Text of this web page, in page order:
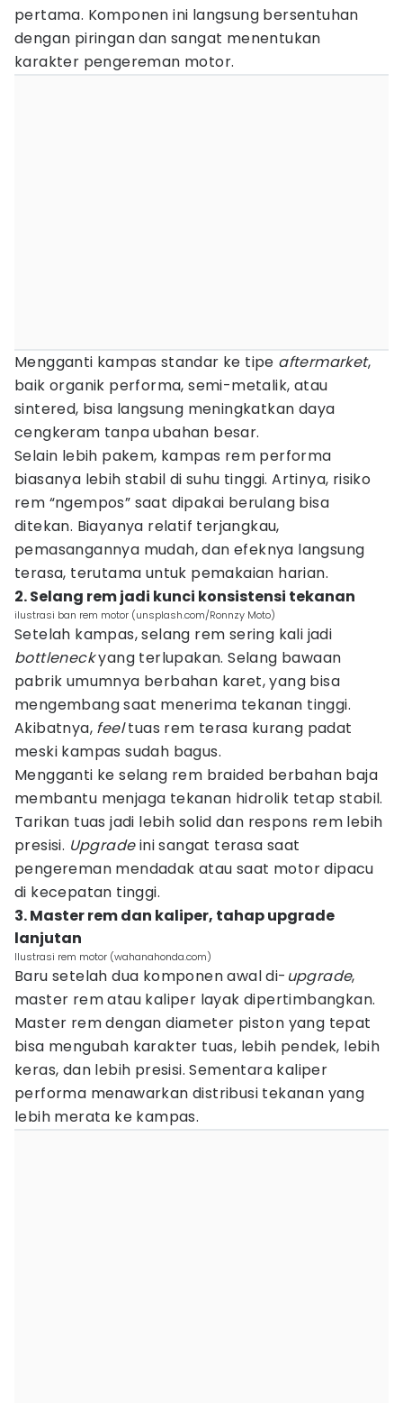
pertama. Komponen ini langsung bersentuhan
dengan piringan dan sangat menentukan
karakter pengereman motor.
Mengganti kampas standar ke tipe aftermarket,
baik organik performa, semi-metalik, atau
sintered, bisa langsung meningkatkan daya
cengkeram tanpa ubahan besar.
Selain lebih pakem, kampas rem performa
biasanya lebih stabil di suhu tinggi. Artinya, risiko
rem “ngempos” saat dipakai berulang bisa
ditekan. Biayanya relatif terjangkau,
pemasangannya mudah, dan efeknya langsung
terasa, terutama untuk pemakaian harian.
2. Selang rem jadi kunci konsistensi tekanan
ilustrasi ban rem motor (unsplash.com/Ronnzy Moto)
Setelah kampas, selang rem sering kali jadi
bottleneckyang terlupakan. Selang bawaan
pabrik umumnya berbahan karet, yang bisa
mengembang saat menerima tekanan tinggi.
Akibatnya, feeltuas rem terasa kurang padat
meski kampas sudah bagus.
Mengganti ke selang rem braided berbahan baja
membantu menjaga tekanan hidrolik tetap stabil.
Tarikan tuas jadi lebih solid dan respons rem lebih
presisi. Upgradeini sangat terasa saat
pengereman mendadak atau saat motor dipacu
di kecepatan tinggi.
3. Master rem dan kaliper, tahap upgrade
lanjutan
Ilustrasi rem motor (wahanahonda.com)
Baru setelah dua komponen awal di- upgrade,
master rem atau kaliper layak dipertimbangkan.
Master rem dengan diameter piston yang tepat
bisa mengubah karakter tuas, lebih pendek, lebih
keras, dan lebih presisi. Sementara kaliper
performa menawarkan distribusi tekanan yang
lebih merata ke kampas.